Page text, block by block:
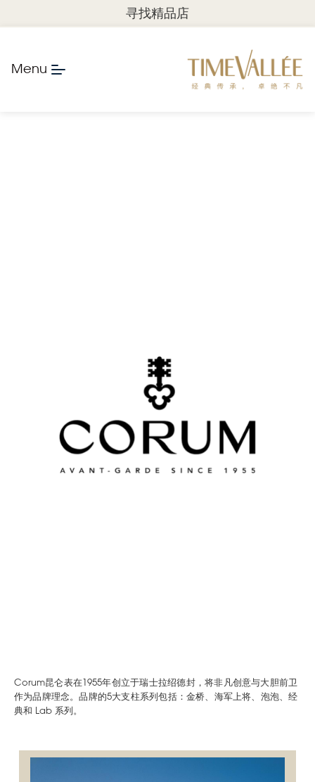
寻找精品店
Menu
Corum昆仑表在1955年创立于瑞士拉绍德封，将非凡创意与大胆前卫
作为品牌理念。品牌的5大支柱系列包括：金桥、海军上将、泡泡、经
典和 Lab 系列。